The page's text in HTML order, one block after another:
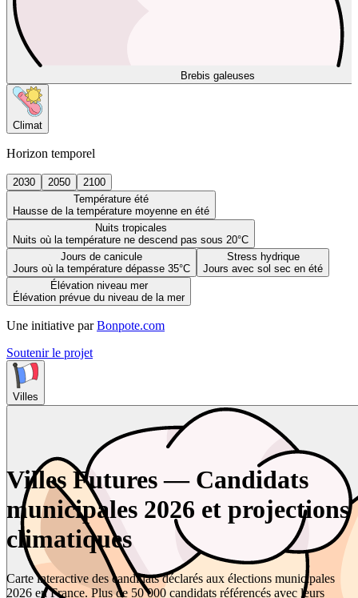
Brebis galeuses
Climat
Horizon temporel
2030 2050
2100
Température été
Hausse de la température moyenne en été
Nuits tropicales
Nuits où la température ne descend pas sous 20°C
Jours de canicule
Jours où la température dépasse 35°C
Stress hydrique
Jours avec sol sec en été
Élévation niveau mer
Élévation prévue du niveau de la mer
Une initiative par Bonpote.com
Soutenir le projet
Villes
Villes Futures — Candidats
municipales 2026 et projections
climatiques
Carte interactive des candidats déclarés aux élections municipales
2026 en France. Plus de 50 000 candidats référencés avec leurs